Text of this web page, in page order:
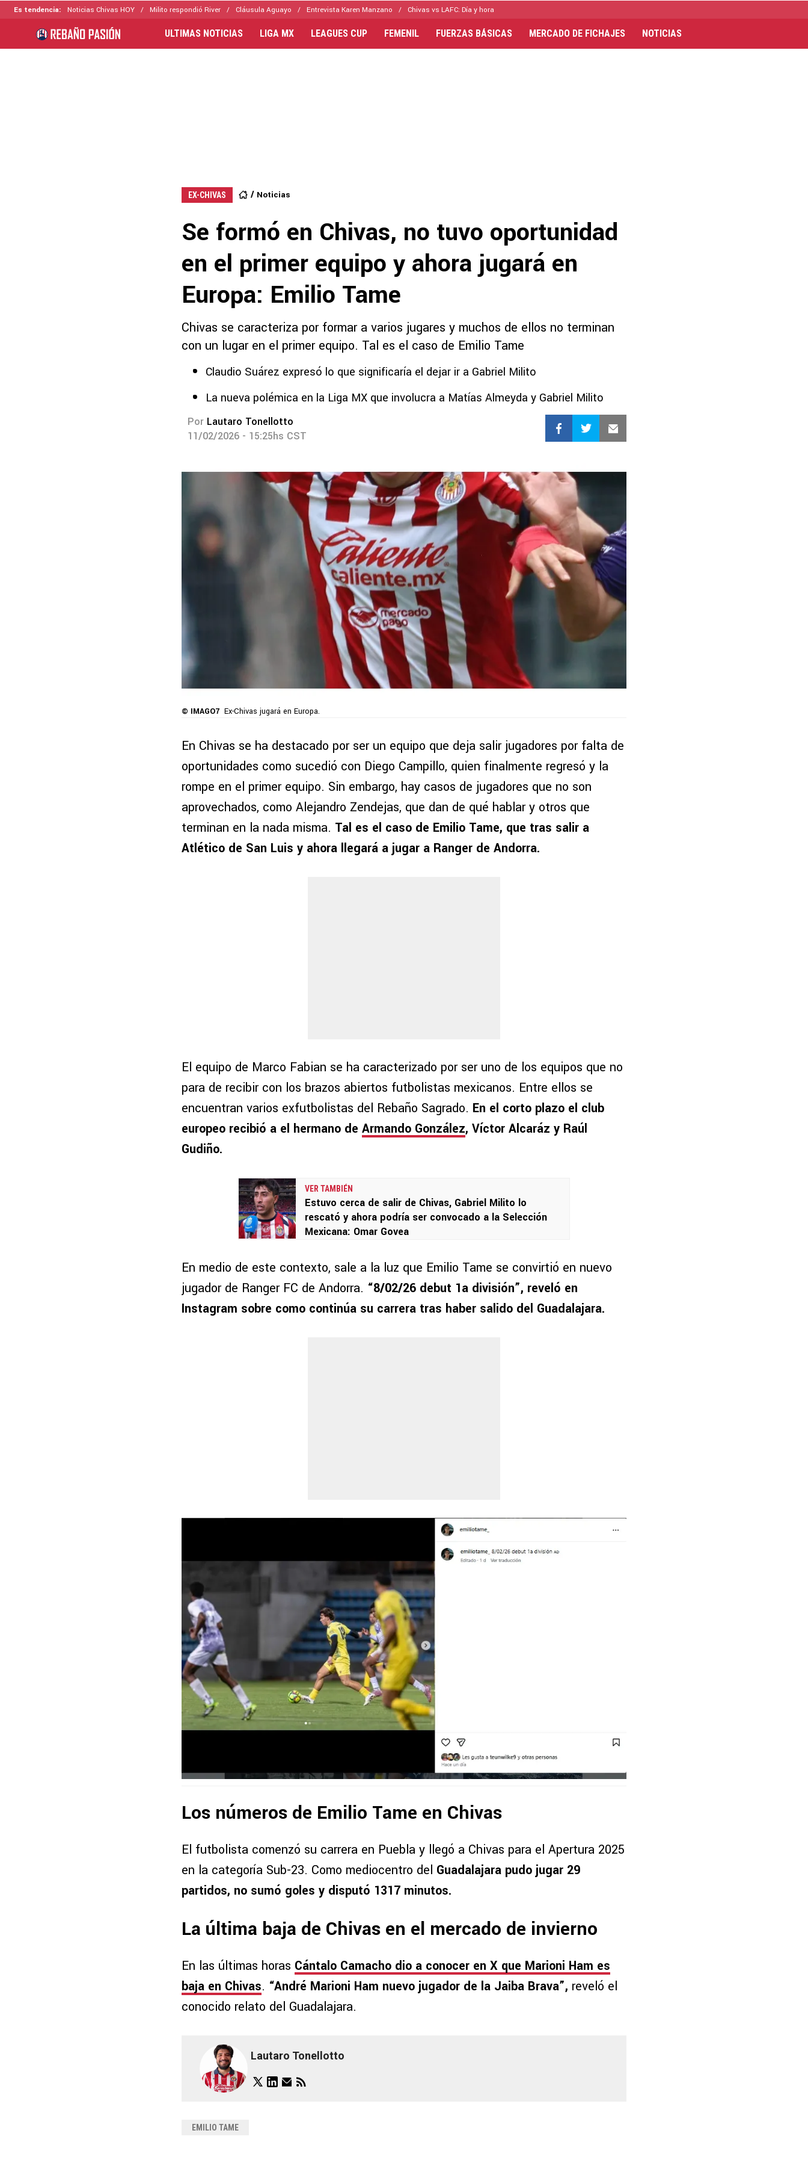
Es tendencia: Noticias Chivas HOY Milito respondió River Cláusula Aguayo Entrevista Karen Manzano Chivas vs LAFC: Día y hora
ULTIMAS NOTICIAS LIGA MX LEAGUES CUP FEMENIL FUERZAS BÁSICAS MERCADO DE FICHAJES NOTICIAS
EX-CHIVAS Noticias
Se formó en Chivas, no tuvo oportunidad
en el primer equipo y ahora jugará en
Europa: Emilio Tame
Chivas se caracteriza por formar a varios jugares y muchos de ellos no terminan
con un lugar en el primer equipo. Tal es el caso de Emilio Tame
Claudio Suárez expresó lo que significaría el dejar ir a Gabriel Milito
La nueva polémica en la Liga MX que involucra a Matías Almeyda y Gabriel Milito
Por Lautaro Tonellotto
11/02/2026 - 15:25hs CST
© IMAGO7 Ex-Chivas jugará en Europa.
En Chivas se ha destacado por ser un equipo que deja salir jugadores por falta de
oportunidades como sucedió con Diego Campillo, quien finalmente regresó y la
rompe en el primer equipo. Sin embargo, hay casos de jugadores que no son
aprovechados, como Alejandro Zendejas, que dan de qué hablar y otros que
terminan en la nada misma. Tal es el caso de Emilio Tame, que tras salir a
Atlético de San Luis y ahora llegará a jugar a Ranger de Andorra.
El equipo de Marco Fabian se ha caracterizado por ser uno de los equipos que no
para de recibir con los brazos abiertos futbolistas mexicanos. Entre ellos se
encuentran varios exfutbolistas del Rebaño Sagrado. En el corto plazo el club
europeo recibió a el hermano de Armando González, Víctor Alcaráz y Raúl
Gudiño.
VER TAMBIÉN
Estuvo cerca de salir de Chivas, Gabriel Milito lo
rescató y ahora podría ser convocado a la Selección
Mexicana: Omar Govea
En medio de este contexto, sale a la luz que Emilio Tame se convirtió en nuevo
jugador de Ranger FC de Andorra. “8/02/26 debut 1a división”, reveló en
Instagram sobre como continúa su carrera tras haber salido del Guadalajara.
Los números de Emilio Tame en Chivas
El futbolista comenzó su carrera en Puebla y llegó a Chivas para el Apertura 2025
en la categoría Sub-23. Como mediocentro del Guadalajara pudo jugar 29
partidos, no sumó goles y disputó 1317 minutos.
La última baja de Chivas en el mercado de invierno
En las últimas horas Cántalo Camacho dio a conocer en X que Marioni Ham es
baja en Chivas. “André Marioni Ham nuevo jugador de la Jaiba Brava”, reveló el
conocido relato del Guadalajara.
Lautaro Tonellotto
EMILIO TAME